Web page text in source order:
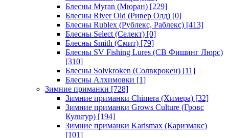
Блесны Myran (Мюран) [229]
Блесны River Old (Ривер Олд) [0]
Блесны Rublex (Рублекс, Раблекс) [413]
Блесны Select (Селект) [0]
Блесны Smith (Смит) [79]
Блесны SV Fishing Lures (СВ Фишинг Люрс)
[310]
Блесны Solvkroken (Солвкрокен) [11]
Блесны Алхимовки [1]
Зимние приманки [728]
Зимние приманки Chimera (Химера) [32]
Зимние приманки Grows Culture (Гровс
Культур) [194]
Зимние приманки Karismax (Каризмакс)
[101]